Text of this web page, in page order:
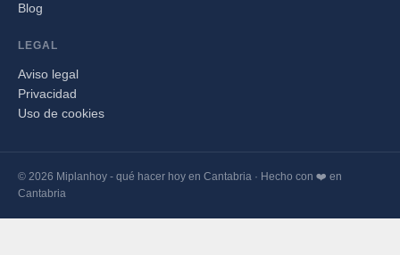
Blog
LEGAL
Aviso legal
Privacidad
Uso de cookies
© 2026 Miplanhoy - qué hacer hoy en Cantabria · Hecho con ❤️ en
Cantabria